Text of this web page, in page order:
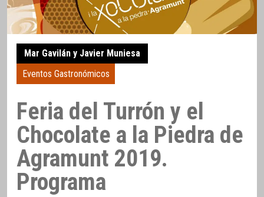
Mar Gavilán y Javier Muniesa
Eventos Gastronómicos
Feria del Turrón y el
Chocolate a la Piedra de
Agramunt 2019.
Programa